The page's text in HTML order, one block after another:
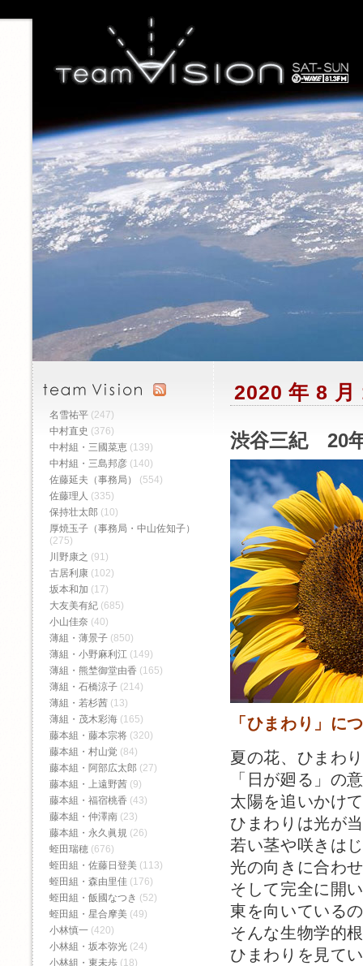
2020 年 8 月
渋谷三紀 20
「ひまわり」に
夏の花、ひまわ
「日が廻る」の
太陽を追いかけ
ひまわりは光が
若い茎や咲きは
光の向きに合わ
そして完全に開
東を向いている
そんな生物学的
ひまわりを見て
名雪祐平 (247)
中村直史 (376)
中村組・三國菜恵 (139)
中村組・三島邦彦 (140)
佐藤延夫（事務局）
(554)
佐藤理人 (335)
保持壮太郎 (10)
厚焼玉子（事務局・中山佐知子）
(275)
川野康之 (91)
古居利康 (102)
坂本和加 (17)
大友美有紀 (685)
小山佳奈 (40)
薄組・薄景子 (850)
薄組・小野麻利江 (149)
薄組・熊埜御堂由香 (165)
薄組・石橋涼子 (214)
薄組・若杉茜 (13)
薄組・茂木彩海 (165)
藤本組・藤本宗将 (320)
藤本組・村山覚 (84)
藤本組・阿部広太郎 (27)
藤本組・上遠野茜 (9)
藤本組・福宿桃香‬ (43)
藤本組・仲澤南 (23)
藤本組・永久眞規 (26)
蛭田瑞穂 (676)
蛭田組・佐藤日登美 (113)
蛭田組・森由里佳 (176)
蛭田組・飯國なつき (52)
蛭田組・星合摩美 (49)
小林慎一 (420)
小林組・坂本弥光 (24)
小林組・東未歩 (18)